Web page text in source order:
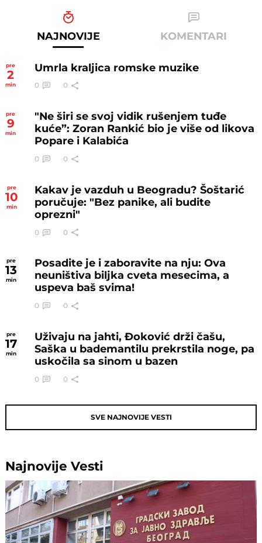
NAJNOVIJE KOMENTARI
pre
2
min
Umrla kraljica romske muzike
0 0
pre
9
min
"Ne širi se svoj vidik rušenjem tuđe
kuće”: Zoran Rankić bio je više od likova
Popare i Kalabića
0 0
pre
10
min
Kakav je vazduh u Beogradu? Šoštarić
poručuje: "Bez panike, ali budite
oprezni"
0 0
pre
13
min
Posadite je i zaboravite na nju: Ova
neuništiva biljka cveta mesecima, a
uspeva baš svima!
0 0
pre
17
min
Uživaju na jahti, Đoković drži čašu,
Saška u bademantilu prekrstila noge, pa
uskočila sa sinom u bazen
0 0
SVE NAJNOVIJE VESTI
NajnovijeVesti